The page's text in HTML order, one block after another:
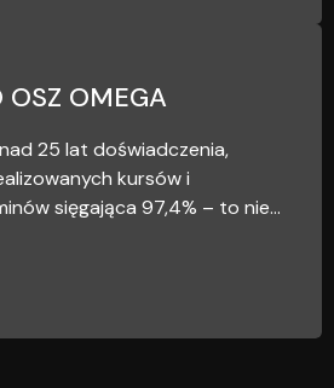
OSZ OMEGA
25 lat doświadczenia,
kursów i
sięgająca 97,4% – to nie...